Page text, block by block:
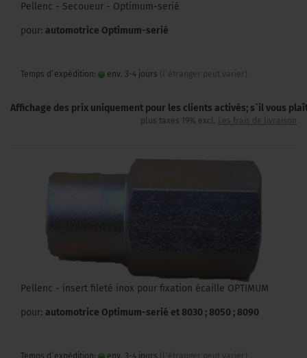
Pellenc - Secoueur - Optimum-serié
pour: automotrice Optimum-serié
Temps d`expédition: env. 3-4 jours (l`étranger peut varier)
Affichage des prix uniquement pour les clients activés; s`il vous
plus taxes 19% excl. Les frais de livraison
Pellenc - insert fileté inox pour fixation écaille OPTIMUM
pour: automotrice Optimum-serié et 8030 ; 8050 ; 8090
Temps d`expédition: env. 3-4 jours (l`étranger peut varier)